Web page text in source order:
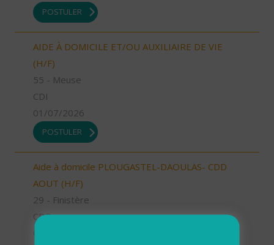
POSTULER
AIDE À DOMICILE ET/OU AUXILIAIRE DE VIE
(H/F)
55 - Meuse
CDI
01/07/2026
POSTULER
Aide à domicile PLOUGASTEL-DAOULAS- CDD
AOUT (H/F)
29 - Finistère
CDD